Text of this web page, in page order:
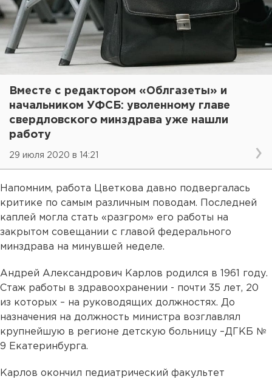
Вместе с редактором «Облгазеты» и
начальником УФСБ: уволенному главе
свердловского минздрава уже нашли
работу
29 июля 2020 в 14:21
Напомним, работа Цветкова давно подвергалась
критике по самым различным поводам. Последней
каплей могла стать «разгром» его работы на
закрытом совещании с главой федерального
минздрава на минувшей неделе.
Андрей Александрович Карлов родился в 1961 году.
Стаж работы в здравоохранении - почти 35 лет, 20
из которых – на руководящих должностях. До
назначения на должность министра возглавлял
крупнейшую в регионе детскую больницу –ДГКБ №
9 Екатеринбурга.
Карлов окончил педиатрический факультет